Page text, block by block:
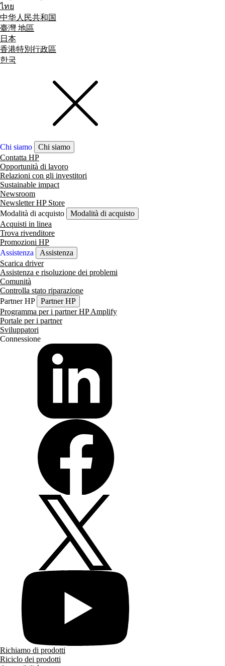
ไทย
中华人民共和国
臺灣 地區
日本
香港特別行政區
한국
Chi siamo
Chi siamo
Contatta HP
Opportunità di lavoro
Relazioni con gli investitori
Sustainable impact
Newsroom
Newsletter HP Store
Modalità di acquisto
Modalità di acquisto
Acquisti in linea
Trova rivenditore
Promozioni HP
Assistenza
Assistenza
Scarica driver
Assistenza e risoluzione dei problemi
Comunità
Controlla stato riparazione
Partner HP
Partner HP
Programma per i partner HP Amplify
Portale per i partner
Sviluppatori
Connessione
Richiamo di prodotti
Riciclo dei prodotti